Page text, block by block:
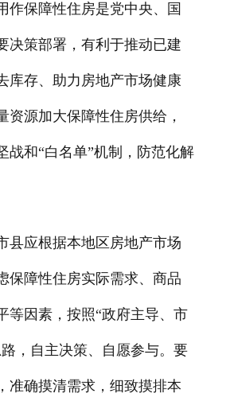
作保障性住房是党中央、国
决策部署，有利于推动已建
库存、助力房地产市场健康
资源加大保障性住房供给，
战和“白名单”机制，防范化解
县应根据本地区房地产市场
保障性住房实际需求、商品
等因素，按照“政府主导、市
，自主决策、自愿参与。要
准确摸清需求，细致摸排本